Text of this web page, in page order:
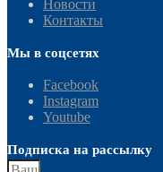
Новости
Контакты
Мы в соцсетях
Facebook
Instagram
Youtube
Подписка на рассылку